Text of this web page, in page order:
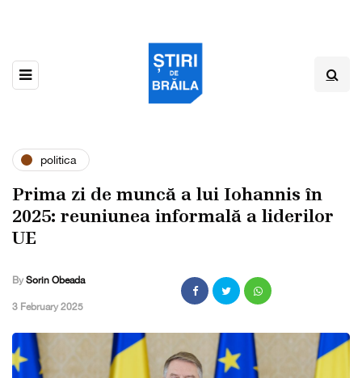
politica
Prima zi de muncă a lui Iohannis în
2025: reuniunea informală a liderilor
UE
By Sorin Obeada
,3 February 2025